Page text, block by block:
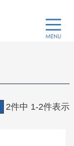
2件中 1-2件表示